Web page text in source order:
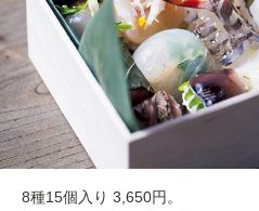
8種15個入り 3,650円。